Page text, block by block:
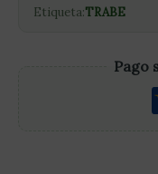
Etiqueta:TRABE
Pago